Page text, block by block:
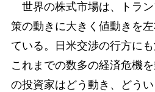
世界の株式市場は、トラ
策の動きに大きく値動きを
ている。日米交渉の行方にも
これまでの数多の経済危機
の投資家はどう動き、どう